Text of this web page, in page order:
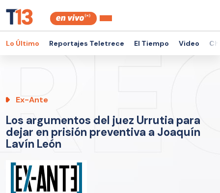
Lo Último Reportajes Teletrece El Tiempo Video
Ex-Ante
Los argumentos del juez Urrutia para
dejar en prisión preventiva a Joaquín
Lavín León